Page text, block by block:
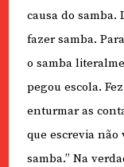
causa do samba.
fazer samba.
o samba
pegou escola.
enturmar as
que escrevia não
samba.” Na